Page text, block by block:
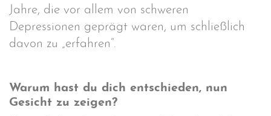
Jahre, die vor allem von schweren
Depressionen geprägt waren, um schließlich
davon zu „erfahren“.
Warum hast du dich entschieden, nun
Gesicht zu zeigen?